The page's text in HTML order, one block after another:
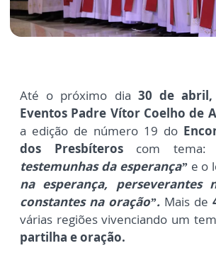
Até o próximo dia 30 de abril,
Eventos Padre Vítor Coelho de
a edição de número 19 do
dos Presbíteroscom tema:
testemunhas da esperança” e o
na esperança, perseverantes
constantes na oração”. Mais de
várias regiões vivenciando um
partilha e oração.